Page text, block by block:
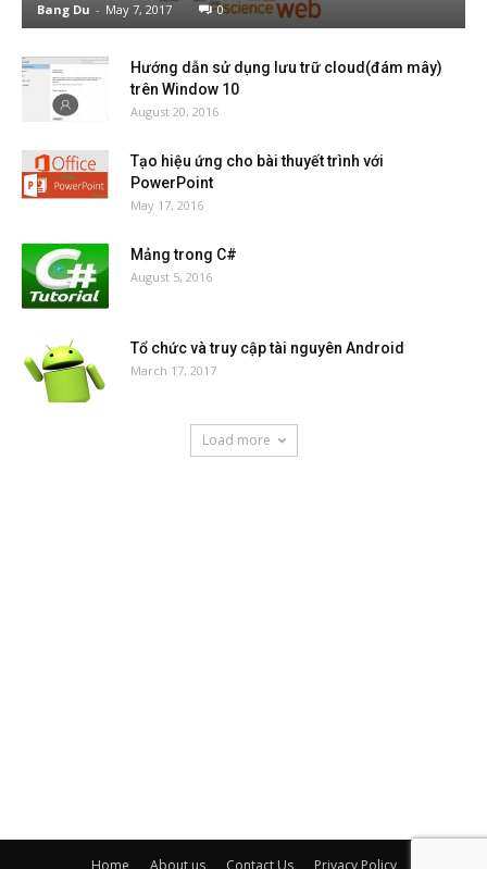
Bang Du - May 7, 2017 0
Hướng dẫn sử dụng lưu trữ cloud(đám mây)
trên Window 10
August 20, 2016
Tạo hiệu ứng cho bài thuyết trình với
PowerPoint
May 17, 2016
Mảng trong C#
August 5, 2016
Tổ chức và truy cập tài nguyên Android
March 17, 2017
Load more